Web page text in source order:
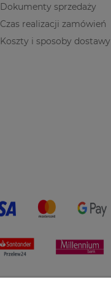
Dokumenty sprzedaży
Czas realizacji zamówień
Koszty i sposoby dostawy